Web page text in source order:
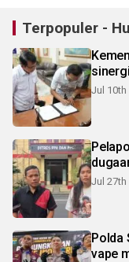
Terpopuler -
Jul 10th
Jul 27th
Polda
vape